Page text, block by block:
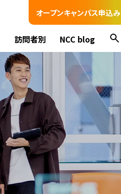
オープンキャンパス申込み
訪問者別 NCC blog